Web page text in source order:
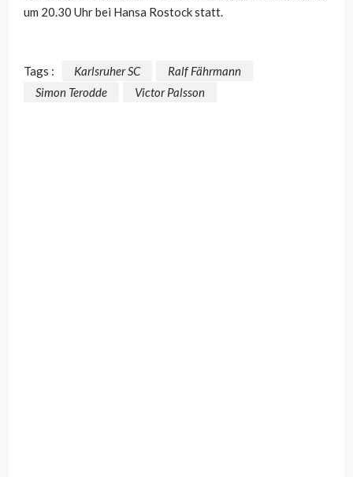
um 20.30 Uhr bei Hansa Rostock statt.
Tags : Karlsruher SC
Ralf Fährmann
Simon Terodde
Victor Palsson